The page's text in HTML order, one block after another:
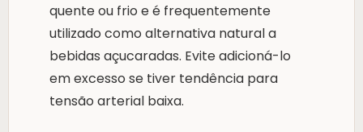
quente ou frio e é frequentemente
utilizado como alternativa natural a
bebidas açucaradas. Evite adicioná-lo
em excesso se tiver tendência para
tensão arterial baixa.